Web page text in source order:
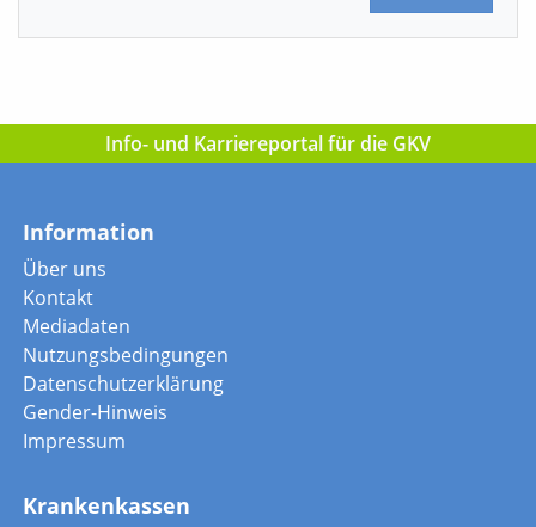
Info- und Karriereportal für die GKV
Information
Über uns
Kontakt
Mediadaten
Nutzungsbedingungen
Datenschutzerklärung
Gender-Hinweis
Impressum
Krankenkassen